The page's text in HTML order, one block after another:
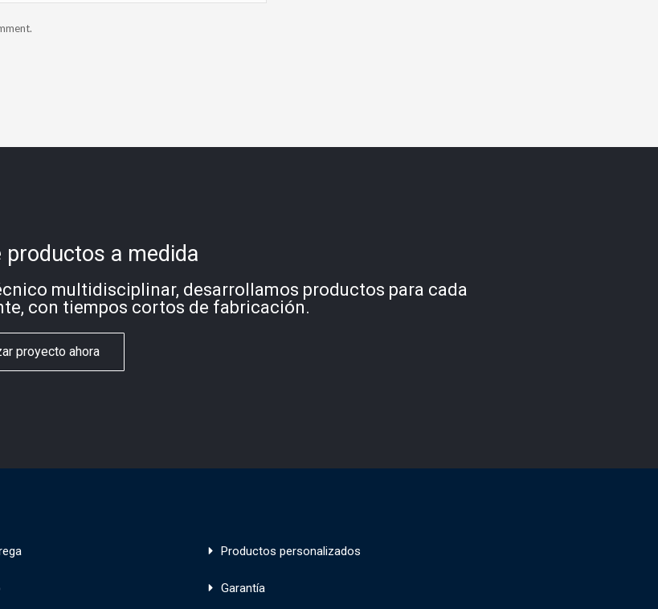
productos a medida
multidisciplinar, desarrollamos productos para cada
con tiempos cortos de fabricación.
proyecto ahora
Productos personalizados
Garantía